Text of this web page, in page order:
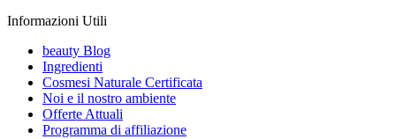
Informazioni Utili
beauty Blog
Ingredienti
Cosmesi Naturale Certificata
Noi e il nostro ambiente
Offerte Attuali
Programma di affiliazione